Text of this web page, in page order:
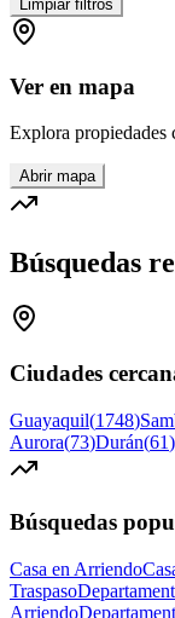
Limpiar filtros
Ver en mapa
Explora propiedades
Abrir mapa
Búsquedas
Ciudades
Guayaquil(1748)
Aurora(73)Durán(61)
Búsquedas
Casa en Arriendo
Traspaso
Arriendo